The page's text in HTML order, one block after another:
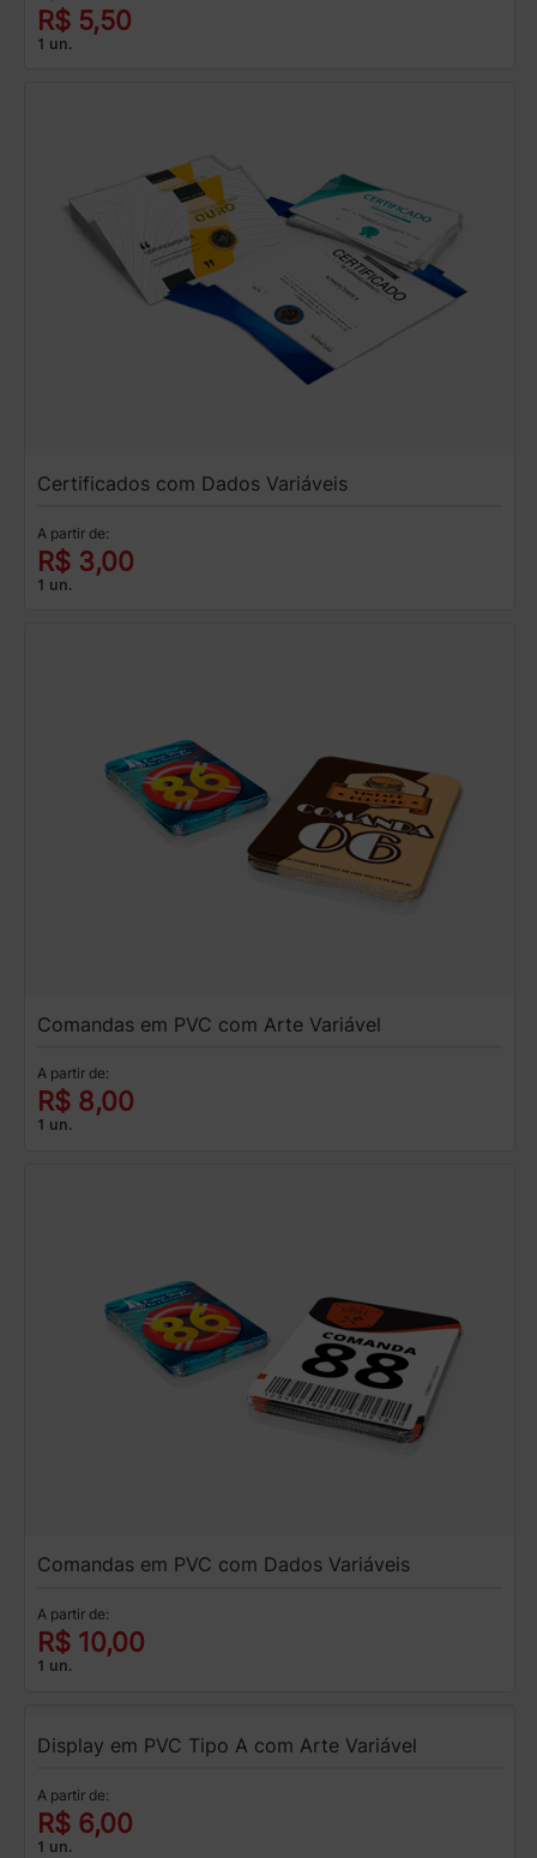
R$ 5,50
1 un.
Certificados com Dados Variáveis
A partir de:
R$ 3,00
1 un.
Comandas em PVC com Arte Variável
A partir de:
R$ 8,00
1 un.
Comandas em PVC com Dados Variáveis
A partir de:
R$ 10,00
1 un.
Display em PVC Tipo A com Arte Variável
A partir de:
R$ 6,00
1 un.